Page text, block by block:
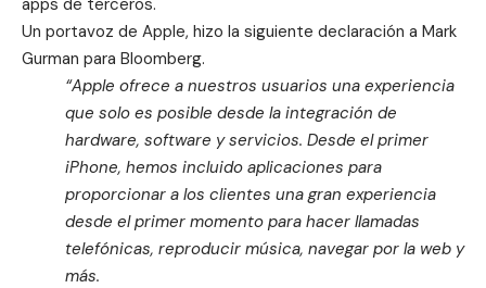
apps de terceros.
Un portavoz de Apple, hizo la siguiente declaración a Mark
Gurman para Bloomberg.
“Apple ofrece a nuestros usuarios una experiencia
que solo es posible desde la integración de
hardware, software y servicios. Desde el primer
iPhone, hemos incluido aplicaciones para
proporcionar a los clientes una gran experiencia
desde el primer momento para hacer llamadas
telefónicas, reproducir música, navegar por la web y
más.